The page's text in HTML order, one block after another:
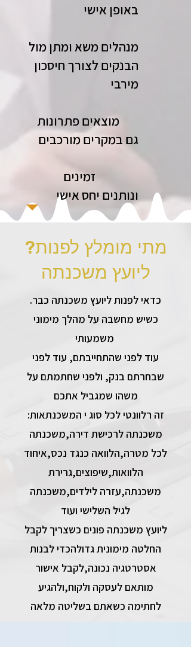
באופן אישי
מנהלים משא ומתן מול
הבנקים לצורך חיסכון
מירבי
מוצאים פתרונות
גם במקרים מורכבים
זמינים
ונותנים יחס אישי
?מתי מומלץ לפנות
ליועץ משכנתה
.כדאי לפנות ליועץ משכנתה כבר
כשיש מחשבה על מהלך מימוני
עוד לפני שהתחייבתם, עוד לפני
שבחרתם בנק, ולפני שחתמתם על
משהו שמגביל אתכם
:זה רלוונטי לכל סוג י המשכנתאות
משכנתה לרכישת דירה,משכנתה
לכל מטרה,הלוואה כנגד נכס,איחוד
הלוואות,שיפוצים,גרירת
משכנתה,עזרה לילדים,משכנתה
לגיל השלישי ועוד
ליועץ משכנתה פונים כשצריך לקבל
החלטה מימונית גדולהכדי לבנות
אסטרטגיה נכונה,לקבל אישור
מותאם לעסקה ולקוח,ולהגיע
לחתימה כשאתם בשליטה מלאה